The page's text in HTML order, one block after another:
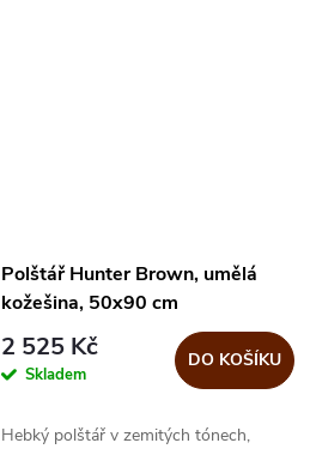
Polštář Hunter Brown, umělá
kožešina, 50x90 cm
2 525 Kč
Skladem
DO KOŠÍKU
Hebký polštář v zemitých tónech,